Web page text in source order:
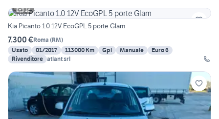
18
Kia Picanto 1.0 12V EcoGPL 5 porte Glam
7.300 €Roma (RM)
Usato
01/2017 113000 Km Gpl Manuale
Euro 6
Rivenditore atlant srl